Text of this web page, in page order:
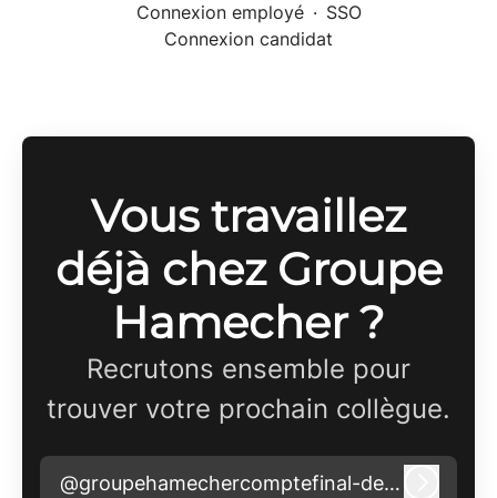
Connexion employé · SSO
Connexion candidat
Vous travaillez
déjà chez Groupe
Hamecher ?
Recrutons ensemble pour
trouver votre prochain collègue.
@groupehamechercomptefinal-demo.com